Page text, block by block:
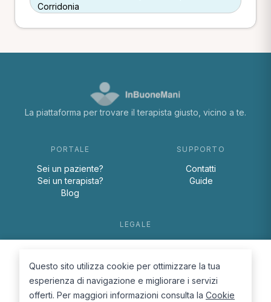
Corridonia
La piattaforma per trovare il terapista giusto, vicino a te.
PORTALE
Sei un paziente?
Sei un terapista?
Blog
SUPPORTO
Contatti
Guide
LEGALE
Cookie Policy
Questo sito utilizza cookie per ottimizzare la tua
esperienza di navigazione e migliorare i servizi
offerti. Per maggiori informazioni consulta la Cookie